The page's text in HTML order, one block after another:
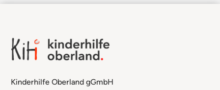
Kinderhilfe Oberland gGmbH